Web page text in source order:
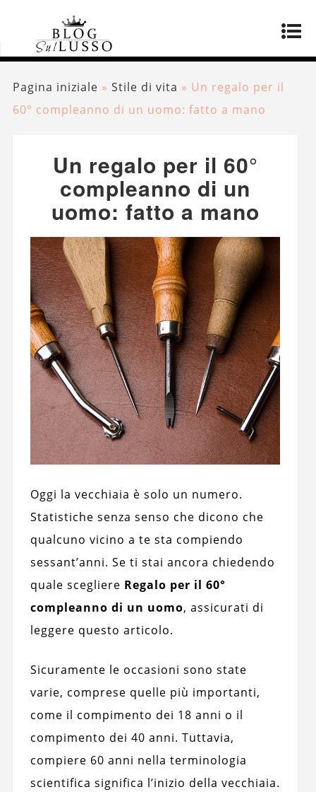
Pagina iniziale » Stile di vita » Un regalo per il
60° compleanno di un uomo: fatto a mano
Un regalo per il 60°
compleanno di un
uomo: fatto a mano
Oggi la vecchiaia è solo un numero.
Statistiche senza senso che dicono che
qualcuno vicino a te sta compiendo
sessant’anni. Se ti stai ancora chiedendo
quale scegliere Regalo per il 60°
compleanno di un uomo, assicurati di
leggere questo articolo.
Sicuramente le occasioni sono state
varie, comprese quelle più importanti,
come il compimento dei 18 anni o il
compimento dei 40 anni. Tuttavia,
compiere 60 anni nella terminologia
scientifica significa l’inizio della vecchiaia.